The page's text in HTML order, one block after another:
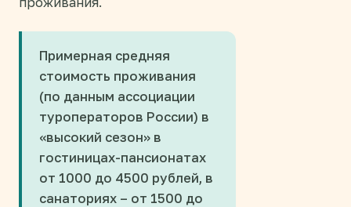
Примерная средняя
стоимость проживания
(по данным ассоциации
туроператоров России) в
«высокий сезон» в
гостиницах-пансионатах
от 1000 до 4500 рублей, в
санаториях – от 1500 до